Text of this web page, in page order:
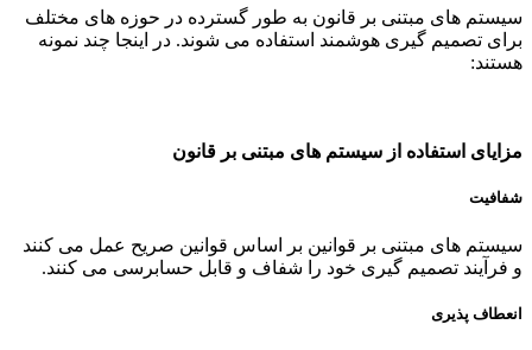
سیستم های مبتنی بر قانون به طور گسترده در حوزه های مختلف
برای تصمیم گیری هوشمند استفاده می شوند. در اینجا چند نمونه
هستند:
مزایای استفاده از سیستم های مبتنی بر قانون
شفافیت
سیستم های مبتنی بر قوانین بر اساس قوانین صریح عمل می کنند
و فرآیند تصمیم گیری خود را شفاف و قابل حسابرسی می کنند.
انعطاف پذیری